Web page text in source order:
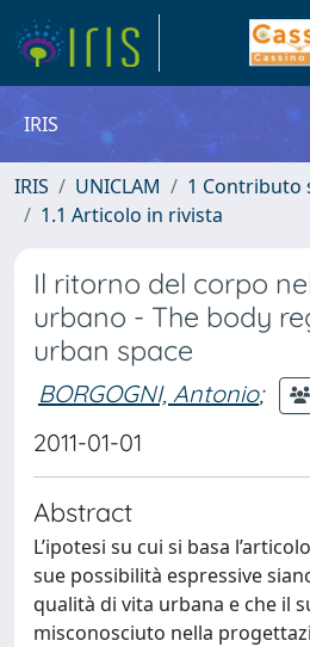
IRIS
IRIS UNICLAM
1 Contributo
1.1 Articolo in rivista
Il ritorno del corpo
urbano - The body
urban space
BORGOGNI, Antonio;
2011-01-01
Abstract
L’ipotesi su cui si basa
sue possibilità espressive
qualità di vita urbana e che il
misconosciuto nella